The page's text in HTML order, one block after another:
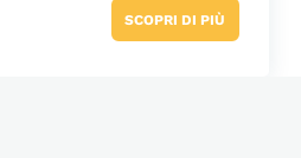
SCOPRI DI PIÙ